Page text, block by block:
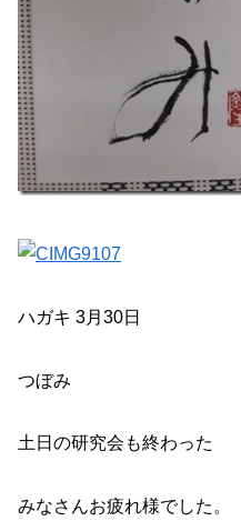
ハガキ 3月30日
つぼみ
土日の研究会も終わった
みなさんお疲れ様でした。